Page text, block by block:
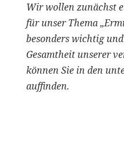
Wir wollen zunächst
für unser Thema
besonders wichtig
Gesamtheit unserer
können Sie in den
auffinden.